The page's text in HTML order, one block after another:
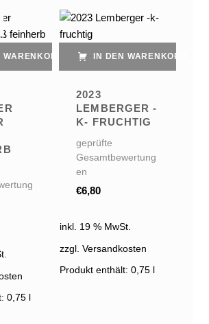
WARENKORB
0,75
IN DEN WARENKORB
2023
LEMBERGER -
K- FRUCHTIG
geprüfte
Gesamtbewertung
en
€6,80
inkl. 19 % MwSt.
zzgl. Versandkosten
Produkt enthält: 0,75